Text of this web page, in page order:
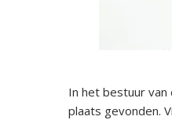
In het bestuur van
plaats gevonden.